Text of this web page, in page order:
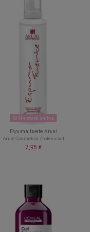
Sin stock online
Espuma fuerte Arual
Arual Cosmetica Profesional
7,95 €